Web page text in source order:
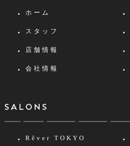
ホーム
スタッフ
店舗情報
会社情報
SALONS
Rêver TOKYO